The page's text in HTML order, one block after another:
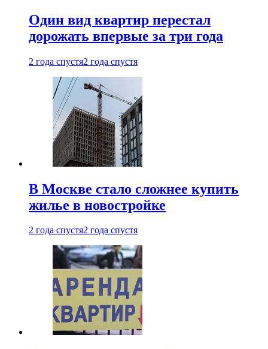
Один вид квартир перестал
дорожать впервые за три года
2 года спустя2 года спустя
В Москве стало сложнее купить
жилье в новостройке
2 года спустя2 года спустя